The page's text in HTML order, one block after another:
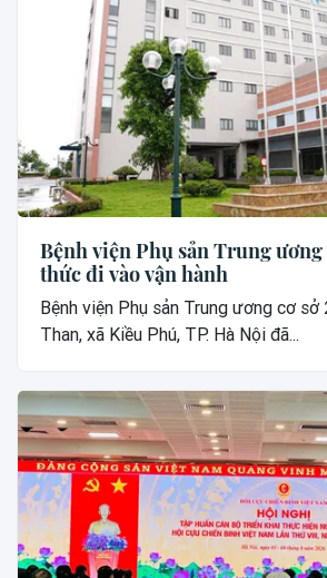
Bệnh viện Phụ sản Trung
thức đi vào vận hành
Bệnh viện Phụ sản Trung ương cơ
Than, xã Kiều Phú, TP. Hà Nội đã...